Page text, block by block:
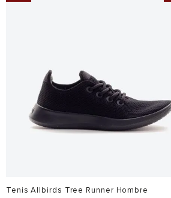
Tenis Allbirds Tree Runner Hombre